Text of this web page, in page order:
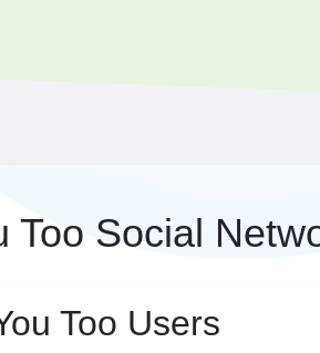
Too Social
Too Users